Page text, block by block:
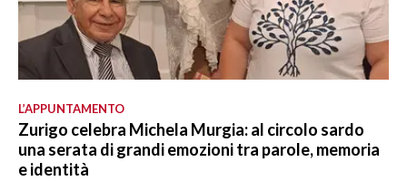
L’APPUNTAMENTO
Zurigo celebra Michela Murgia: al circolo sardo
una serata di grandi emozioni tra parole, memoria
e identità